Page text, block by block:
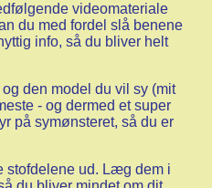
videomateriale
du med fordel slå benene
info, så du bliver helt
den model du vil sy (mit
- og dermed et super
på symønsteret, så du er
stofdelene ud. Læg dem i